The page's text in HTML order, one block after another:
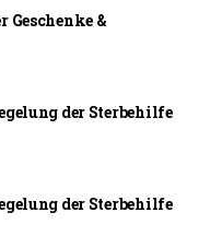
Geschenke &
der Sterbehilfe
der Sterbehilfe